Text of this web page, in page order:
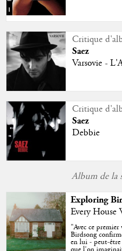
Critique
Saez
Varsovie -
Critique
Saez
Debbie
Album de la
Exploring
Every House
"Avec ce
Birdsong
en lui - peut-être